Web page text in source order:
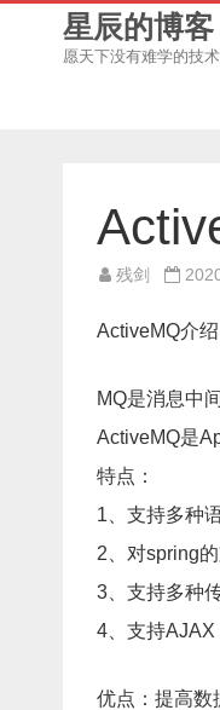
星辰的博客
愿天下没有难学的技术
残剑
ActiveMQ介绍
MQ是消息中
ActiveMQ是
特点：
1、支持多种
2、对spring
3、支持多种
4、支持AJAX
优点：提高数